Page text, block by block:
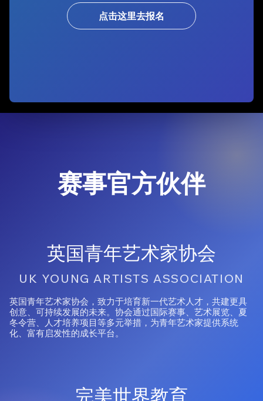
点击这里去报名
赛事官方伙伴
英国青年艺术家协会
UK YOUNG ARTISTS ASSOCIATION
英国青年艺术家协会，致力于培育新一代艺术人才，共建更具
创意、可持续发展的未来。协会通过国际赛事、艺术展览、夏
冬令营、人才培养项目等多元举措，为青年艺术家提供系统
化、富有启发性的成长平台。
完美世界教育